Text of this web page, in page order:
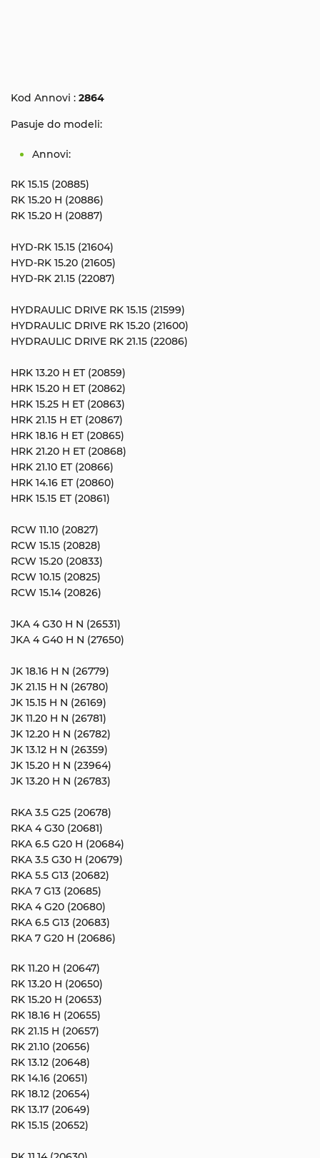
Kod Annovi : 2864
Pasuje do modeli:
Annovi:
RK 15.15 (20885)
RK 15.20 H (20886)
RK 15.20 H (20887)
HYD-RK 15.15 (21604)
HYD-RK 15.20 (21605)
HYD-RK 21.15 (22087)
HYDRAULIC DRIVE RK 15.15 (21599)
HYDRAULIC DRIVE RK 15.20 (21600)
HYDRAULIC DRIVE RK 21.15 (22086)
HRK 13.20 H ET (20859)
HRK 15.20 H ET (20862)
HRK 15.25 H ET (20863)
HRK 21.15 H ET (20867)
HRK 18.16 H ET (20865)
HRK 21.20 H ET (20868)
HRK 21.10 ET (20866)
HRK 14.16 ET (20860)
HRK 15.15 ET (20861)
RCW 11.10 (20827)
RCW 15.15 (20828)
RCW 15.20 (20833)
RCW 10.15 (20825)
RCW 15.14 (20826)
JKA 4 G30 H N (26531)
JKA 4 G40 H N (27650)
JK 18.16 H N (26779)
JK 21.15 H N (26780)
JK 15.15 H N (26169)
JK 11.20 H N (26781)
JK 12.20 H N (26782)
JK 13.12 H N (26359)
JK 15.20 H N (23964)
JK 13.20 H N (26783)
RKA 3.5 G25 (20678)
RKA 4 G30 (20681)
RKA 6.5 G20 H (20684)
RKA 3.5 G30 H (20679)
RKA 5.5 G13 (20682)
RKA 7 G13 (20685)
RKA 4 G20 (20680)
RKA 6.5 G13 (20683)
RKA 7 G20 H (20686)
RK 11.20 H (20647)
RK 13.20 H (20650)
RK 15.20 H (20653)
RK 18.16 H (20655)
RK 21.15 H (20657)
RK 21.10 (20656)
RK 13.12 (20648)
RK 14.16 (20651)
RK 18.12 (20654)
RK 13.17 (20649)
RK 15.15 (20652)